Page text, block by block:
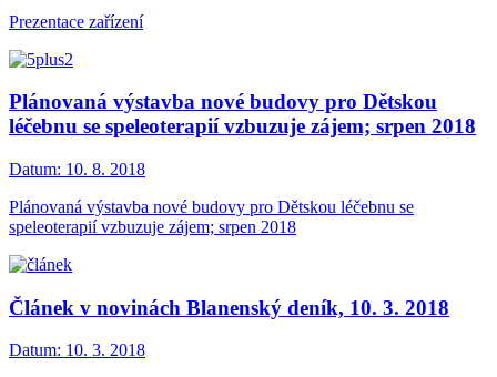
Prezentace zařízení
Plánovaná výstavba nové budovy pro Dětskou
léčebnu se speleoterapií vzbuzuje zájem; srpen 2018
Datum: 10. 8. 2018
Plánovaná výstavba nové budovy pro Dětskou léčebnu se
speleoterapií vzbuzuje zájem; srpen 2018
Článek v novinách Blanenský deník, 10. 3. 2018
Datum: 10. 3. 2018